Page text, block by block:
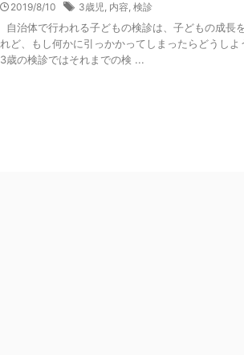
2019/8/10 3歳児, 内容, 検診
自治体で行われる子どもの検診は、子どもの成長
れど、もし何かに引っかかってしまったらどうしよ
3歳の検診ではそれまでの検 ...